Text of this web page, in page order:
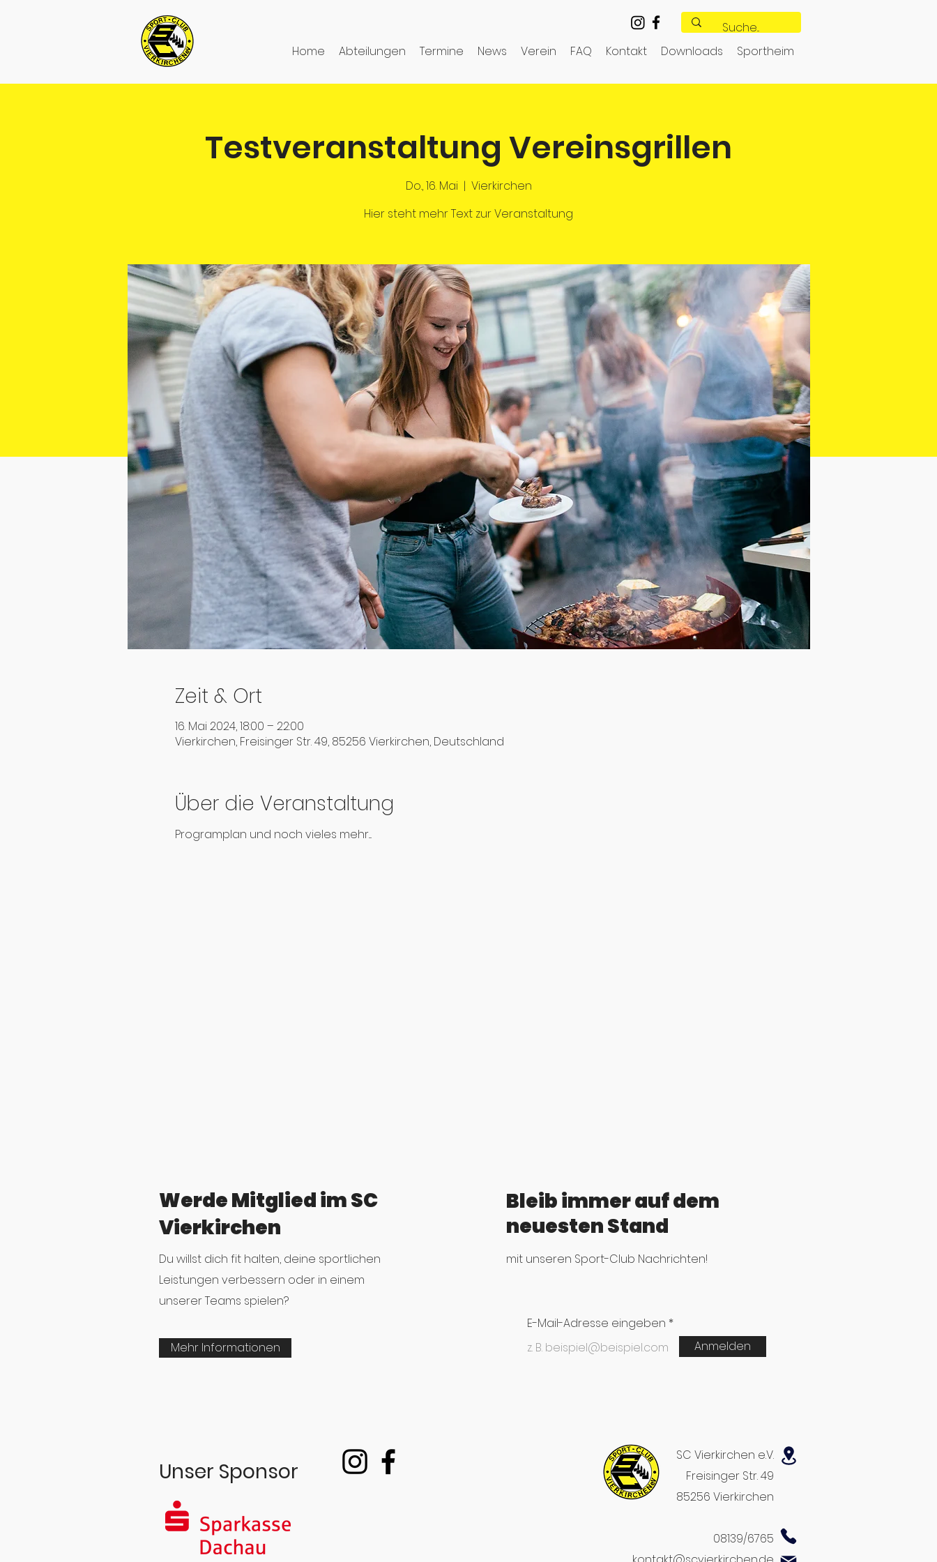
Home Abteilungen Termine News Verein FAQ Kontakt Downloads Sportheim
Testveranstaltung Vereinsgrillen
Do., 16. Mai
  |
Vierkirchen
Hier steht mehr Text zur Veranstaltung
Zeit & Ort
16. Mai 2024, 18:00 – 22:00
Vierkirchen, Freisinger Str. 49, 85256 Vierkirchen, Deutschland
Über die Veranstaltung
Programplan und noch vieles mehr....
Werde Mitglied im SC
Vierkirchen
Du willst dich fit halten, deine sportlichen
Leistungen verbessern oder in einem
unserer Teams spielen?
Mehr Informationen
Bleib immer auf dem
neuesten Stand
mit unseren Sport-Club Nachrichten!
E-Mail-Adresse eingeben
Anmelden
Unser Sponsor
SC Vierkirchen e.V.
Freisinger Str. 49
85256 Vierkirchen
08139/6765